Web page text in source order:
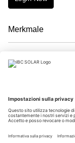
Merkmale
Descrizione
Download